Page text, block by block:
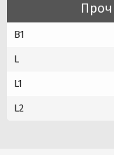
B1
L
L1
L2